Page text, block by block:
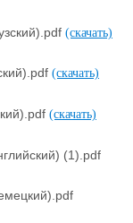
(скачать)
(скачать)
(скачать)
(1).pdf